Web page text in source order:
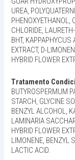
UREA,
PHENOXYETHANOL,
CHLORIDE,
BHT, KAPPAPHYCUS
EXTRACT, D-
HYBRID FLOWER
Tratamento
BUTYROSPERMUM
STARCH, GLYCINE
BENZYL ALCOHOL,
LAMINARIA
HYBRID FLOWER
LIMONENE, BENZYL
LACTIC ACID.